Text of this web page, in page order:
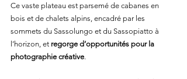
Ce vaste plateau est parsemé de cabanes en
bois et de chalets alpins, encadré par les
sommets du Sassolungo et du Sassopiatto à
l’horizon, et regorge d’opportunités pour la
photographie créative.